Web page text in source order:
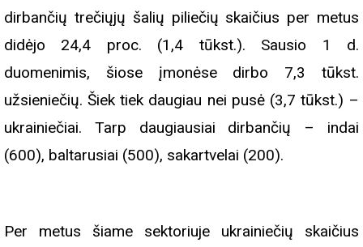
dirbančių trečiųjų šalių piliečių skaičius per metus
didėjo 24,4 proc. (1,4 tūkst.). Sausio 1 d.
duomenimis, šiose įmonėse dirbo 7,3 tūkst.
užsieniečių. Šiek tiek daugiau nei pusė (3,7 tūkst.) –
ukrainiečiai. Tarp daugiausiai dirbančių – indai
(600), baltarusiai (500), sakartvelai (200).
Per metus šiame sektoriuje ukrainiečių skaičius